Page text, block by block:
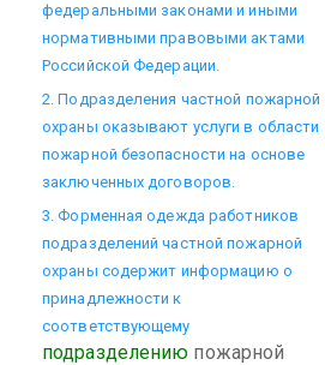
федеральными законами и иными
нормативными правовыми актами
Российской Федерации.
2. Подразделения частной пожарной
охраны оказывают услуги в области
пожарной безопасности на основе
заключенных договоров.
3. Форменная одежда работников
подразделений частной пожарной
охраны содержит информацию о
принадлежности к
соответствующему
подразделению пожарной